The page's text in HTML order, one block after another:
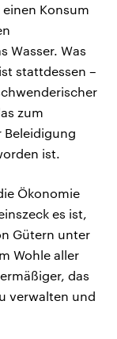
Konsum
Wasser. Was
stattdessen –
zum
Beleidigung
ist.
Ökonomie
es ist,
Gütern unter
Wohle aller
das
verwalten und